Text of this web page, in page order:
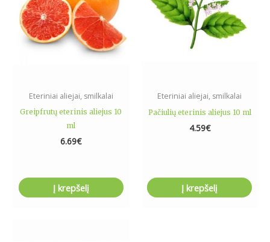
Eteriniai aliejai, smilkalai
Greipfrutų eterinis aliejus 10
ml
6.69€
Į krepšelį
Eteriniai aliejai, smilkalai
Pačiulių eterinis aliejus 10 ml
4.59€
Į krepšelį